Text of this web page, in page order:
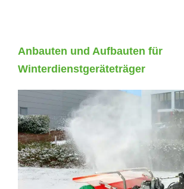
Anbauten und Aufbauten für
Winterdienstgeräteträger